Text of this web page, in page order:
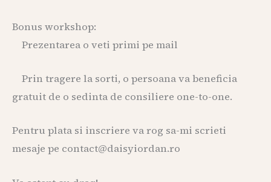
Bonus workshop:
Prezentarea o veti primi pe mail
Prin tragere la sorti, o persoana va beneficia
gratuit de o sedinta de consiliere one-to-one.
Pentru plata si inscriere va rog sa-mi scrieti
mesaje pe contact@daisyiordan.ro